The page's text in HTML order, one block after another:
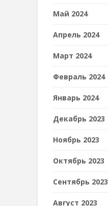
Май 2024
Апрель 2024
Март 2024
Февраль 2024
Январь 2024
Декабрь 2023
Ноябрь 2023
Октябрь 2023
Сентябрь 2023
Август 2023